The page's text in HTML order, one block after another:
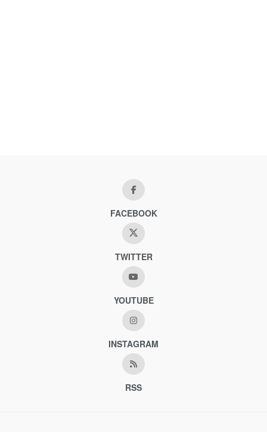
FACEBOOK
TWITTER
YOUTUBE
INSTAGRAM
RSS